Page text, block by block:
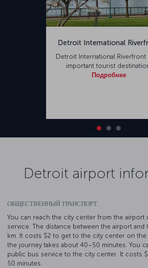
Detroit International
Detroit International Riverfront
important tourist
Подробнее
Detroit airport
ОБЩЕСТВЕННЫЙ ТРАНСПОРТ:
You can reach the city center from the airport
service. The distance between the airport and
km. It costs $2 to get to the city center on the
the journey takes about 40–50 minutes. You
public bus service to the city center. It costs
50 minutes.